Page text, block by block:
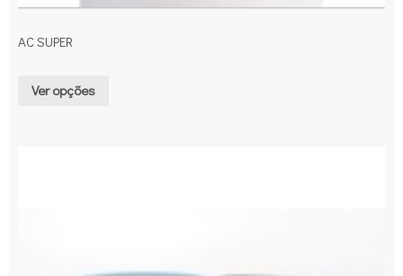
AC SUPER
Ver opções